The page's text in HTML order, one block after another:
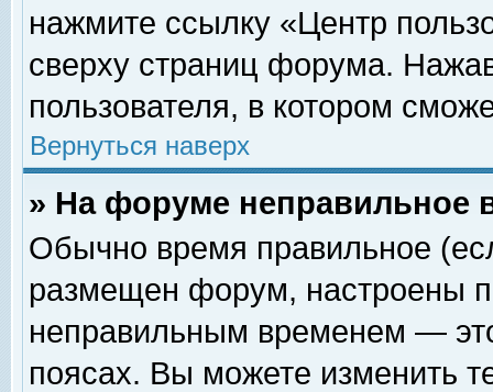
нажмите ссылку «Центр
сверху страниц форума.
пользователя, в котором
Вернуться наверх
» На форуме неправильное
Обычно время правильное
размещен форум, настроены
неправильным временем —
поясах. Вы можете изменить